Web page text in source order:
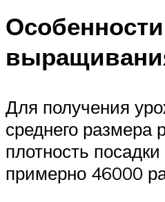
Особенности
Для получения
среднего размера
плотность
примерно 46000